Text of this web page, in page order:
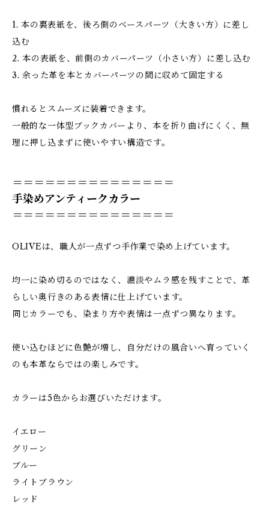
1. 本の裏表紙を、後ろ側のベースパーツ（大きい方）に差し
込む
2. 本の表紙を、前側のカバーパーツ（小さい方）に差し込む
3. 余った革を本とカバーパーツの間に収めて固定する
慣れるとスムーズに装着できます。
一般的な一体型ブックカバーより、本を折り曲げにくく、無
理に押し込まずに使いやすい構造です。
＝＝＝＝＝＝＝＝＝＝＝＝＝＝＝
手染めアンティークカラー
＝＝＝＝＝＝＝＝＝＝＝＝＝＝＝
OLIVEは、職人が一点ずつ手作業で染め上げています。
均一に染め切るのではなく、濃淡やムラ感を残すことで、革
らしい奥行きのある表情に仕上げています。
同じカラーでも、染まり方や表情は一点ずつ異なります。
使い込むほどに色艶が増し、自分だけの風合いへ育っていく
のも本革ならではの楽しみです。
カラーは5色からお選びいただけます。
イエロー
グリーン
ブルー
ライトブラウン
レッド